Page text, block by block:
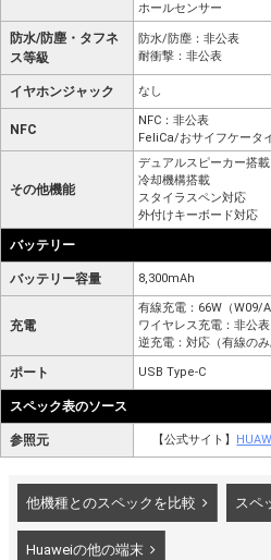
ホールセンサー
防水/防塵・タフネ
ス等級
防水/防塵：非公表
耐衝撃：非公表
イヤホンジャック なし
NFC
NFC：非公表
FeliCa/おサイフケータ
その他機能
デュアルスピーカー搭載
冷却機構搭載
スタイラスペン対応
外付けキーボード対応
バッテリー
バッテリー容量 8,300mAh
充電
有線充電：66W（W09/
ワイヤレス充電：非公表
逆充電：対応（有線のみ
ポート USB Type-C
スペック表のソース
参照元 【公式サイト】
他機種とのスペックを比較 スペ
Huaweiの他の端末